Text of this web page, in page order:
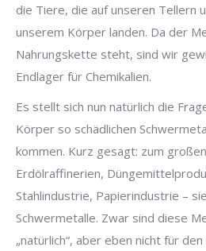
die Tiere, die auf unseren Tellern
unserem Körper landen. Da der
Nahrungskette steht, sind wir
Endlager für Chemikalien.
Es stellt sich nun natürlich die
Körper so schädlichen
kommen. Kurz gesagt: zum
Erdölraffinerien,
Stahlindustrie, Papierindustrie –
Schwermetalle. Zwar sind diese
„natürlich“, aber eben nicht für